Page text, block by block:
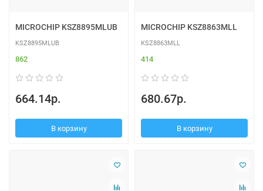
MICROCHIP KSZ8895MLUB
KSZ8895MLUB
862
664.14р.
В корзину
MICROCHIP KSZ8863MLL
KSZ8863MLL
414
680.67р.
В корзину